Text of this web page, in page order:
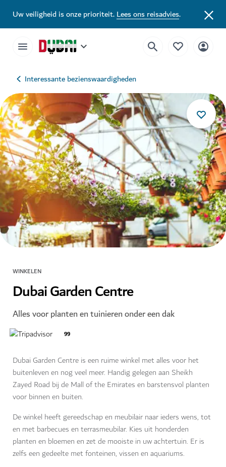
Uw veiligheid is onze prioriteit.Lees ons reisadvies.
Interessante bezienswaardigheden
WINKELEN
Dubai Garden Centre
Alles voor planten en tuinieren onder een dak
99
Dubai Garden Centre is een ruime winkel met alles voor het
buitenleven en nog veel meer. Handig gelegen aan Sheikh
Zayed Road bij de Mall of the Emirates en barstensvol planten
voor binnen en buiten.
De winkel heeft gereedschap en meubilair naar ieders wens, tot
en met barbecues en terrasmeubilar. Kies uit honderden
planten en bloemen en zet de mooiste in uw achtertuin. Er is
zelfs een gedeelte met fonteinen, vissen en aquariums.